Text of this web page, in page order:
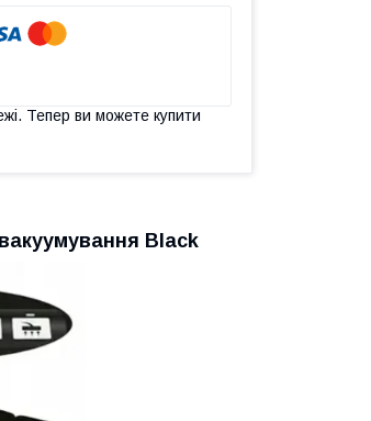
Тепер ви можете купити
Black